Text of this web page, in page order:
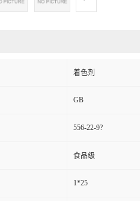
着色剂
GB
556-22-9?
食品级
1*25